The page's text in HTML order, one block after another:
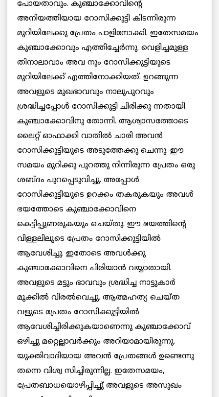
പോയതാവും. കുഞ്ചാക്കോവിന്‍റെ
അനിയത്തിയായ റോസിക്കുട്ടി കിടന്നിരുന്ന
മുറിയിലേക്കു പ്രേതം പാളിനോക്കി. ഇതേസമയം
കുഞ്ചാക്കോവും എത്തിച്ചേര്‍ന്നു. വെളിച്ചമുള്ള
തിനാലാവാം അവ നും റോസിക്കുട്ടിയുടെ
മുറിയിലേക്ക് എത്തിനോക്കിയത്. ഉറങ്ങുന്ന
അവളുടെ മുഖഭാവവും നാലുപുറവും
ശ്രദ്ധിച്ചപ്പോള്‍ റോസിക്കുട്ടി ചിരിക്കു ന്നതായി
കുഞ്ചാക്കോവിനു തോന്നി. ആശ്വാസത്തോടെ
ലൈറ്റ് ഓഫാക്കി വാതില്‍ ചാരി അവന്‍
റോസിക്കുട്ടിയുടെ അടുത്തേക്കു ചെന്നു. ഈ
സമയം മുറിക്കു പുറത്തു നിന്നിരുന്ന പ്രേതം ഒരു
ശബ്ദം പുറപ്പെടുവിച്ചു. അപ്പോള്‍
റോസിക്കുട്ടിയുടെ ഉറക്കം തകരുകയും അവള്‍
ഭയത്തോടെ കുഞ്ചാക്കോവിനെ
കെട്ടിപ്പുണരുകയും ചെയ്തു. ഈ ഭയത്തിന്‍റെ
വിള്ളലിലൂടെ പ്രേതം റോസിക്കുട്ടിയില്‍
ആവേശിച്ചു. ഇതോടെ അവള്‍ക്കു
കുഞ്ചാക്കോവിനെ പിരിയാന്‍ വയ്യാതായി.
അവളുടെ മട്ടും ഭാവവും ശ്രദ്ധിച്ച നാട്ടുകാര്‍
മൂക്കില്‍ വിരല്‍വെച്ചു. ആത്മഹത്യ ചെയ്ത
വളുടെ പ്രേതം റോസിക്കുട്ടിയില്‍
ആവേശിച്ചിരിക്കുകയാണെന്നു കുഞ്ചാക്കോവ്
ഒഴിച്ചു മറ്റെല്ലാവര്‍ക്കും അറിയാമായിരുന്നു.
യുക്തിവാദിയായ അവന്‍ പ്രേതങ്ങള്‍ ഉണ്ടെന്നു
തന്നെ വിശ്വ സിച്ചിരുന്നില്ല. ഇതേസമയം,
പ്രേതബാധയൊഴിപ്പിച്ചു് അവളുടെ അസുഖം